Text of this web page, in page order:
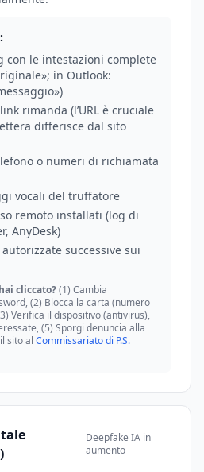
con le intestazioni complete
in Outlook:
rimanda (l’URL è cruciale
differisce dal sito
o numeri di richiamata
vocali del truffatore
remoto installati (log di
AnyDesk)
successive sui
cliccato?(1) Cambia
(2) Blocca la carta (numero
Verifica il dispositivo (antivirus),
(5) Sporgi denuncia alla
sito al Commissariato di P.S.
Deepfake IA in
aumento